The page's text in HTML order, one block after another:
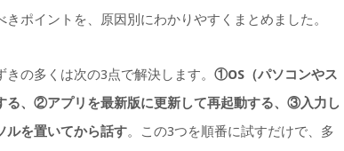
ポイントを、原因別にわかりやすくまとめました。
の多くは次の3点で解決します。 ①OS（パソコンやス
る、②アプリを最新版に更新して再起動する、③入力し
ルを置いてから話す。この3つを順番に試すだけで、多